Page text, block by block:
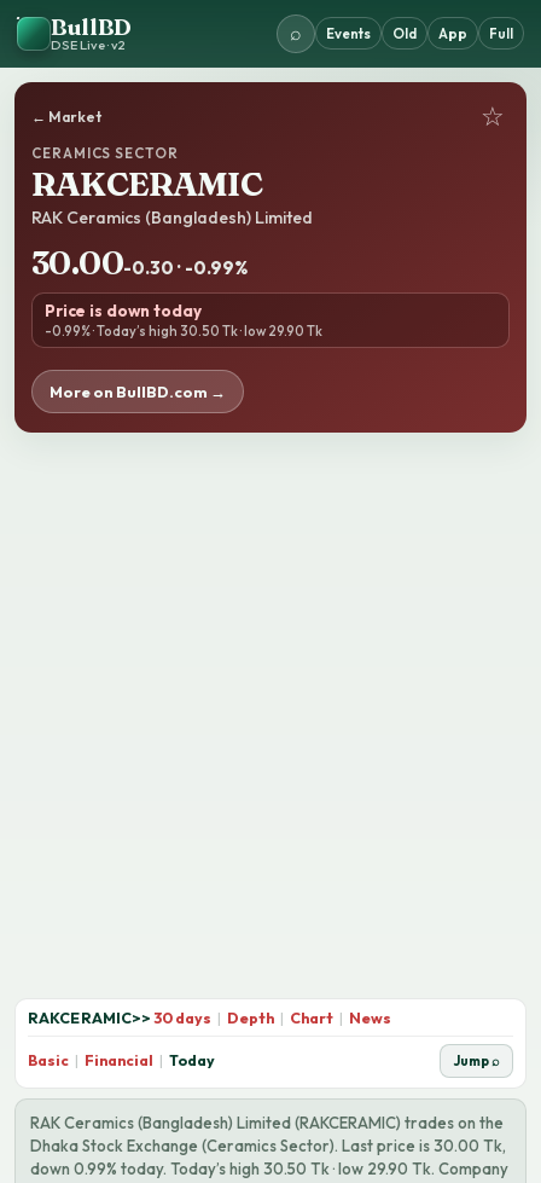
BullBD
DSE Live · v2
⌕ Events Old App Full
← Market ☆
CERAMICS SECTOR
RAKCERAMIC
RAK Ceramics (Bangladesh) Limited
30.00-0.30 · -0.99%
Price is down today
-0.99% · Today’s high 30.50 Tk · low 29.90 Tk
More on BullBD.com →
RAKCERAMIC>> 30 days | Depth | Chart | News
Basic | Financial | Today Jump ⌕
RAK Ceramics (Bangladesh) Limited (RAKCERAMIC) trades on the
Dhaka Stock Exchange (Ceramics Sector). Last price is 30.00 Tk,
down 0.99% today. Today’s high 30.50 Tk · low 29.90 Tk. Company